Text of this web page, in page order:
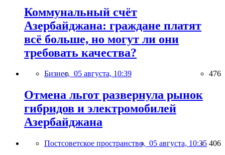
Коммунальный счёт
Азербайджана: граждане платят
всё больше, но могут ли они
требовать качества?
Бизнес, 05 августа, 10:39 476
Отмена льгот развернула рынок
гибридов и электромобилей
Азербайджана
Постсоветское пространство, 05 августа, 10:35 406